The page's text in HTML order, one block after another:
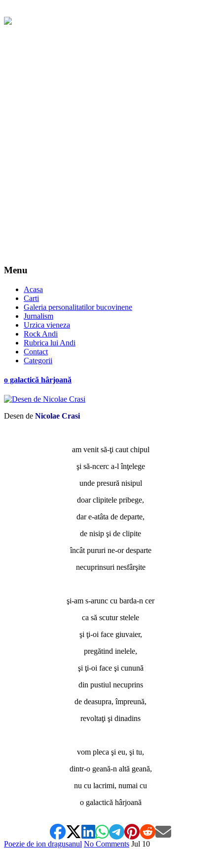
Menu
Acasa
Carti
Galeria personalitatilor bucovinene
Jurnalism
Urzica vieneza
Rock Andi
Rubrica lui Andi
Contact
Categorii
o galactică hârjoană
Desen de Nicolae Crasi
am venit să-ţi caut chipul
şi să-ncerc a-l înţelege
unde presură nisipul
doar clipitele pribege,
dar e-atâta de departe,
de nisip şi de clipite
încât pururi ne-or desparte
necuprinsuri nesfârşite
şi-am s-arunc cu barda-n cer
ca să scutur stelele
şi ţi-oi face giuvaier,
pregătind inelele,
şi ţi-oi face şi cunună
din pustiul necuprins
de deasupra, împreună,
revoltaţi şi dinadins
vom pleca şi eu, şi tu,
dintr-o geană-n altă geană,
nu cu lacrimi, numai cu
o galactică hârjoană
Poezie de ion dragusanul No Comments Jul 10